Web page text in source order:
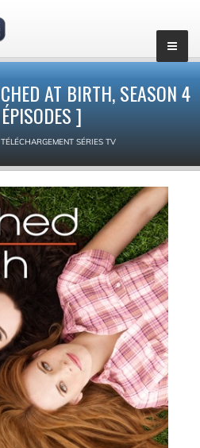
AT BIRTH, SEASON 4
]
TÉLÉCHARGEMENT SÉRIES TV